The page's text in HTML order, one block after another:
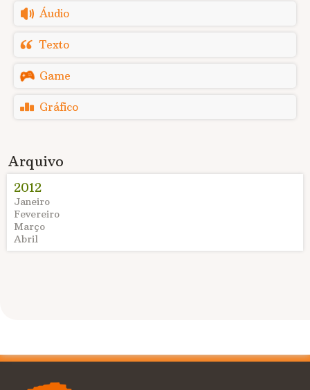
Áudio
Texto
Game
Gráfico
Arquivo
2012
Janeiro
Fevereiro
Março
Abril